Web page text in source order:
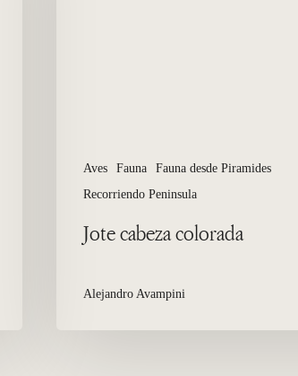
Aves Fauna
Fauna desde Piramides
Recorriendo Peninsula
Jote cabeza colorada
Alejandro Avampini